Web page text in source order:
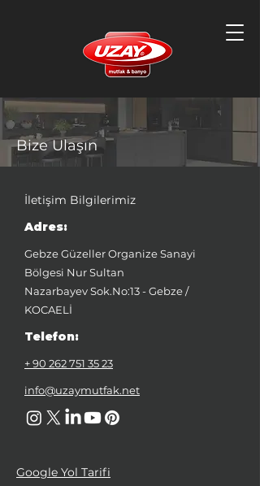
Bize Ulaşın
İletişim Bilgilerimiz
Adres:
Gebze Güzeller Organize Sanayi
Bölgesi Nur Sultan
Nazarbayev Sok.No:13 - Gebze /
KOCAELİ
Telefon:
+ 90 262 751 35 23
info@uzaymutfak.net
Google Yol Tarifi